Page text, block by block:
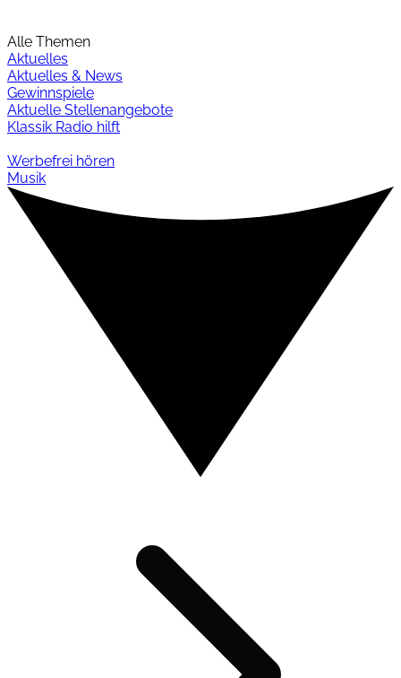
Alle Themen
Aktuelles
Aktuelles & News
Gewinnspiele
Aktuelle Stellenangebote
Klassik Radio hilft
Werbefrei hören
Musik